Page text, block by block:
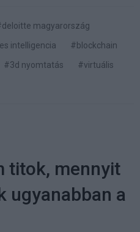
magyarország
intelligencia
#blockchain
#3d nyomtatás
#virtuális
titok, mennyit
ugyanabban a